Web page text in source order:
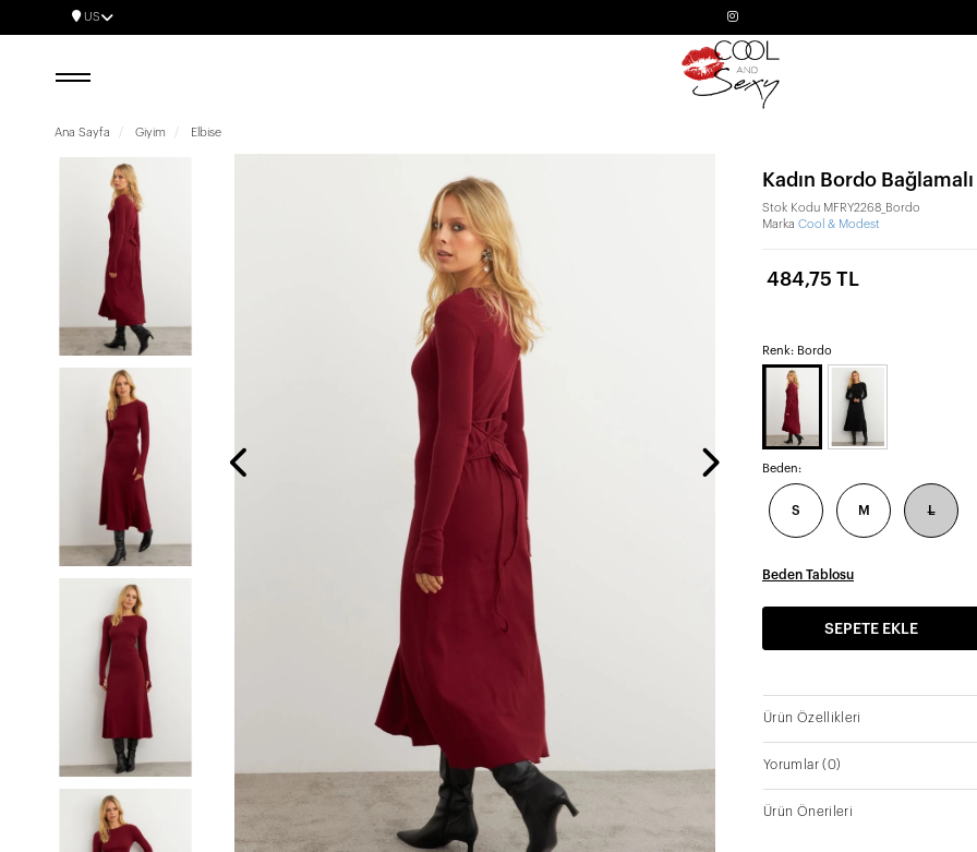
US
Ana Sayfa Giyim Elbise
Kadın Bordo
Stok Kodu MFRY2268_Bordo
Marka Cool & Modest
484,75 TL
Renk: Bordo
Beden:
S M L
Beden Tablosu
SEPETE EKLE
Ürün Özellikleri
Yorumlar(0)
Ürün Önerileri